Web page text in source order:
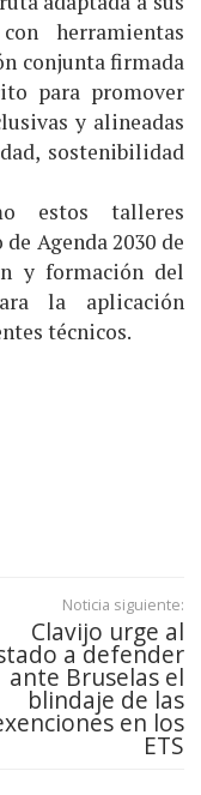
herramientas
conjunta firmada
para promover
y alineadas
sostenibilidad
estos talleres
Agenda 2030 de
y formación del
la aplicación
técnicos.
Noticia siguiente:
Clavijo urge al
a defender
ante Bruselas el
blindaje de las
en los
ETS